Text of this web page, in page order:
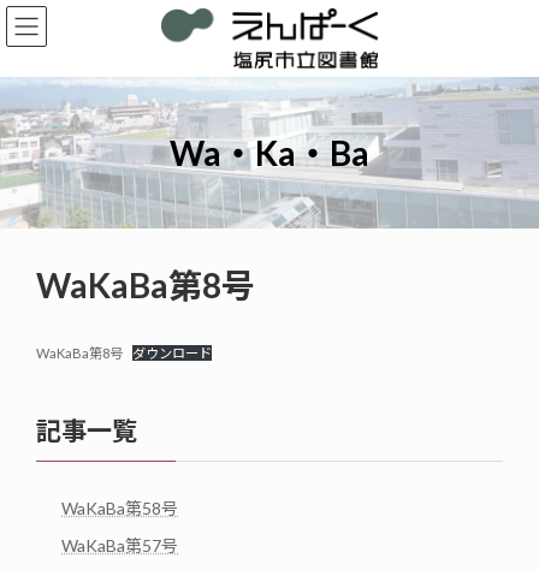
コ
ン
ン
ツ
へ
ス
キ
ッ
プ
ナ
ビ
ー
シ
ョ
ン
に
移
動
Wa・Ka・Ba
WaKaBa第8号
WaKaBa第8号 ダウンロード
記事一覧
WaKaBa第58号
WaKaBa第57号